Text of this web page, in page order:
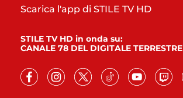
Scarica l'app di STILE TV HD
STILE TV HD in onda su:
CANALE 78 DEL DIGITALE TERRESTRE